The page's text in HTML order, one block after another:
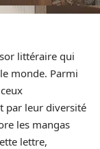
littéraire qui
monde. Parmi
par leur diversité
les mangas
lettre,